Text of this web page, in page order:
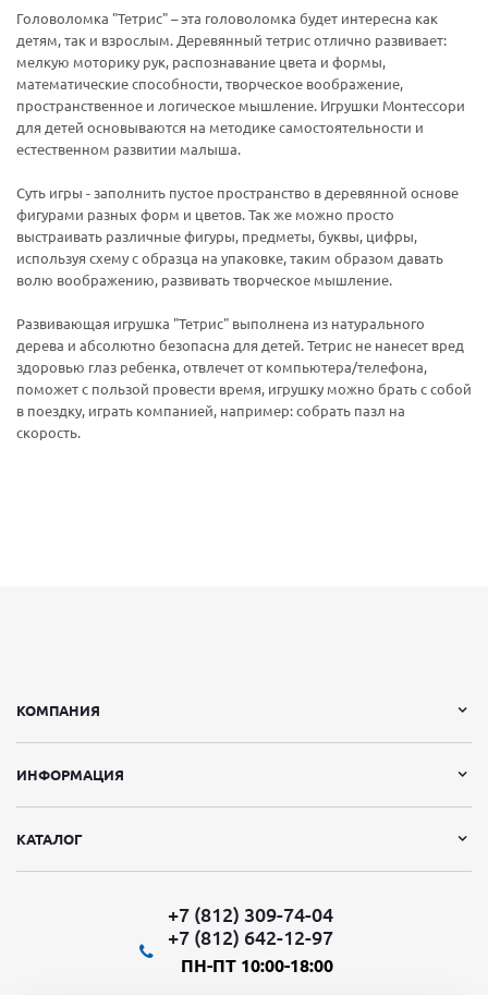
Головоломка "Тетрис" – эта головоломка будет интересна как
детям, так и взрослым. Деревянный тетрис отлично развивает:
мелкую моторику рук, распознавание цвета и формы,
математические способности, творческое воображение,
пространственное и логическое мышление. Игрушки Монтессори
для детей основываются на методике самостоятельности и
естественном развитии малыша.
Суть игры - заполнить пустое пространство в деревянной основе
фигурами разных форм и цветов. Так же можно просто
выстраивать различные фигуры, предметы, буквы, цифры,
используя схему с образца на упаковке, таким образом давать
волю воображению, развивать творческое мышление.
Развивающая игрушка "Тетрис" выполнена из натурального
дерева и абсолютно безопасна для детей. Тетрис не нанесет вред
здоровью глаз ребенка, отвлечет от компьютера/телефона,
поможет с пользой провести время, игрушку можно брать с собой
в поездку, играть компанией, например: собрать пазл на
скорость.
КОМПАНИЯ
ИНФОРМАЦИЯ
КАТАЛОГ
+7 (812) 309-74-04
+7 (812) 642-12-97
ПН-ПТ 10:00-18:00